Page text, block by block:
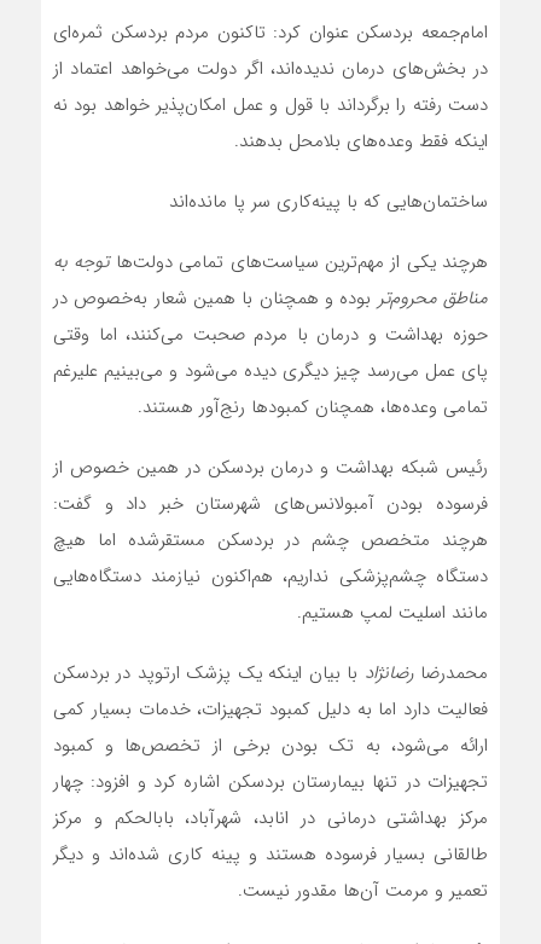
امام‌جمعه بردسکن عنوان کرد: تاکنون مردم بردسکن ثمره‌ای
در بخش‌های درمان ندیده‌اند، اگر دولت می‌خواهد اعتماد از
دست رفته را برگرداند با قول و عمل امکان‌پذیر خواهد بود نه
این‏که فقط وعده‌های بلامحل بدهند.
ساختمان‌هایی که با پینه‌کاری سر پا مانده‌اند
هرچند یکی از مهم‌ترین سیاست‌های تمامی دولت‌هاتوجه به
مناطق محروم‌تر بوده و هم‏چنان با همین شعار به‌خصوص در
حوزه بهداشت و درمان با مردم صحبت می‌کنند، اما وقتی
پای عمل می‌رسد چیز دیگری دیده می‌شود و می‌بینیم علی‏رغم
تمامی وعده‌ها، هم‏چنان کمبودها رنج‌آور هستند.
رئیس شبکه بهداشت و درمان بردسکن در همین خصوص از
فرسوده بودن آمبولانس‌های شهرستان خبر داد و گفت:
هرچند متخصص چشم در بردسکن مستقرشده اما هیچ
دستگاه چشم‌پزشکی نداریم، هم‌اکنون نیازمند دستگاه‌هایی
مانند اسليت لمپ هستیم.
محمدرضارضانژاد با بیان این‏که یک پزشک ارتوپد در بردسکن
فعالیت دارد اما به دلیل کمبود تجهیزات، خدمات بسیار کمی
ارائه می‌شود، به تک بودن برخی از تخصص‌ها و کمبود
تجهیزات در تنها بیمارستان بردسکن اشاره کرد و افزود: چهار
مرکز بهداشتی درمانی در انابد، شهرآباد، باب‏الحکم و مرکز
طالقانی بسیار فرسوده هستند و پینه کاری شده‌اند و دیگر
تعمیر و مرمت آن‌ها مقدور نیست.